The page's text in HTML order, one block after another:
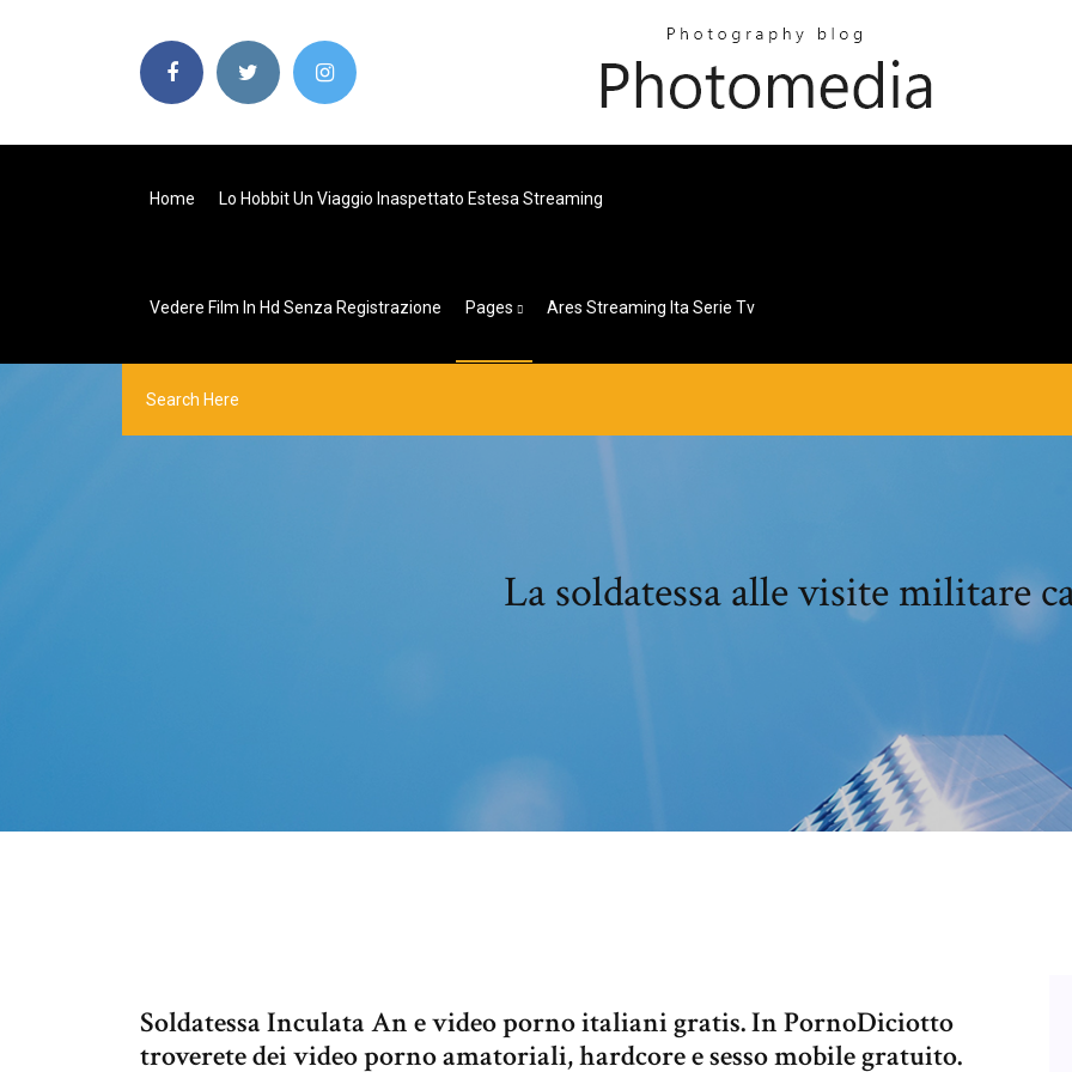
Home Lo Hobbit Un Viaggio Inaspettato Estesa Streaming
Vedere Film In Hd Senza Registrazione Pages Ares Streaming Ita Serie Tv
La soldatessa alle visite militare
Soldatessa Inculata An e video porno italiani gratis. In PornoDiciotto
troverete dei video porno amatoriali, hardcore e sesso mobile gratuito.